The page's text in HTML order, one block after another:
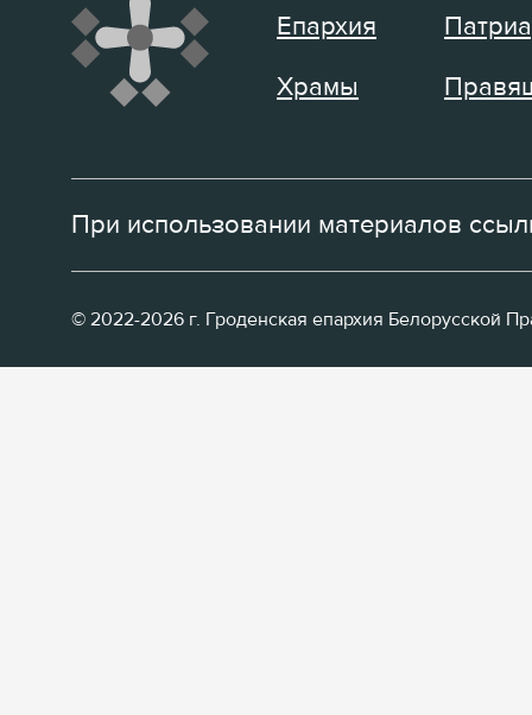
Епархия
Храмы
При использовании материалов
© 2022-2026 г. Гроденская епархия Белорусской